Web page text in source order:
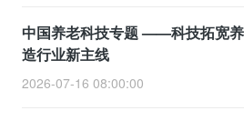
中国养老科技专题 ——科技拓宽
造行业新主线
2026-07-16 08:00:00